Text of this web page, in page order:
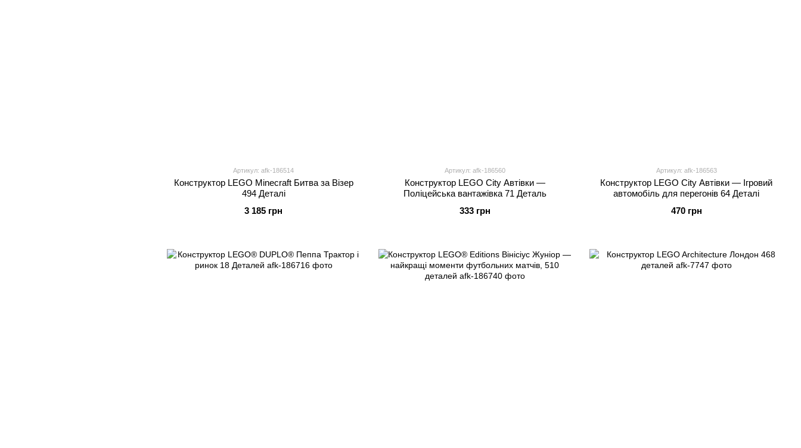
Артикул: afk-186514
Конструктор LEGO Minecraft Битва за Візер
494 Деталі
3 185 грн
Артикул: afk-186560
Конструктор LEGO City Автівки —
Поліцейська вантажівка 71 Деталь
333 грн
Артикул: afk-186563
Конструктор LEGO City Автівки — Ігровий
автомобіль для перегонів 64 Деталі
470 грн